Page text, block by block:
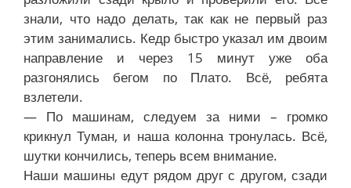
знали, что надо делать, так как не первый раз
этим занимались. Кедр быстро указал им двоим
направление и через 15 минут уже оба
разгонялись бегом по Плато. Всё, ребята
взлетели.
— По машинам, следуем за ними – громко
крикнул Туман, и наша колонна тронулась. Всё,
шутки кончились, теперь всем внимание.
Наши машины едут рядом друг с другом, сзади